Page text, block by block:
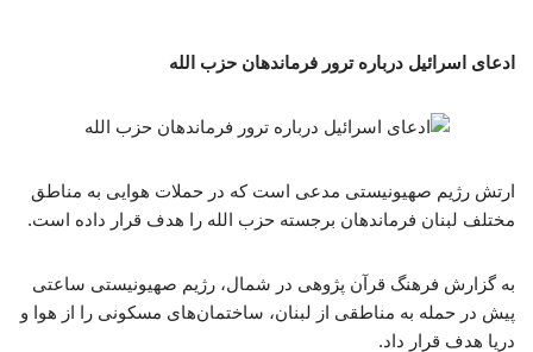
ادعای اسرائیل درباره ترور فرماندهان حزب الله
ارتش رژیم صهیونیستی مدعی است که در حملات هوایی به مناطق
مختلف لبنان فرماندهان برجسته حزب الله را هدف قرار داده است.
به گزارش فرهنگ قرآن پژوهی در شمال، رژیم صهیونیستی ساعتی
پیش در حمله به مناطقی از لبنان، ساختمان‌های مسکونی را از هوا و
دریا هدف قرار داد.